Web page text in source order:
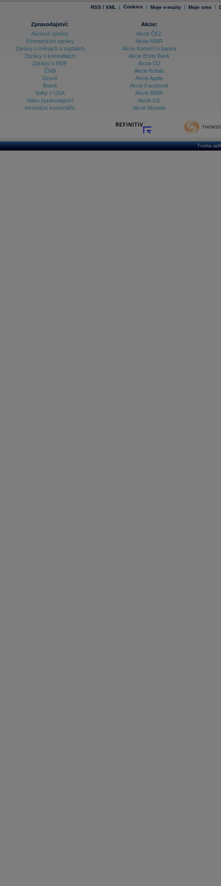
RSS / XML | Cookies | Moje e-maily | Moje sms |
Zpravodajství:
Akciové zprávy
Ekonomické zprávy
Zprávy o měnách a sazbách
Zprávy o komoditách
Zprávy o HDP
ČNB
Grexit
Brexit
Volby v USA
Video zpravodajství
Investiční komentáře
Akcie:
Akcie ČEZ
Akcie NWR
Akcie Komerční banka
Akcie Erste Bank
Akcie O2
Akcie Kofola
Akcie Apple
Akcie Facebook
Akcie BMW
Akcie GE
Akcie Moneta
Tvorba